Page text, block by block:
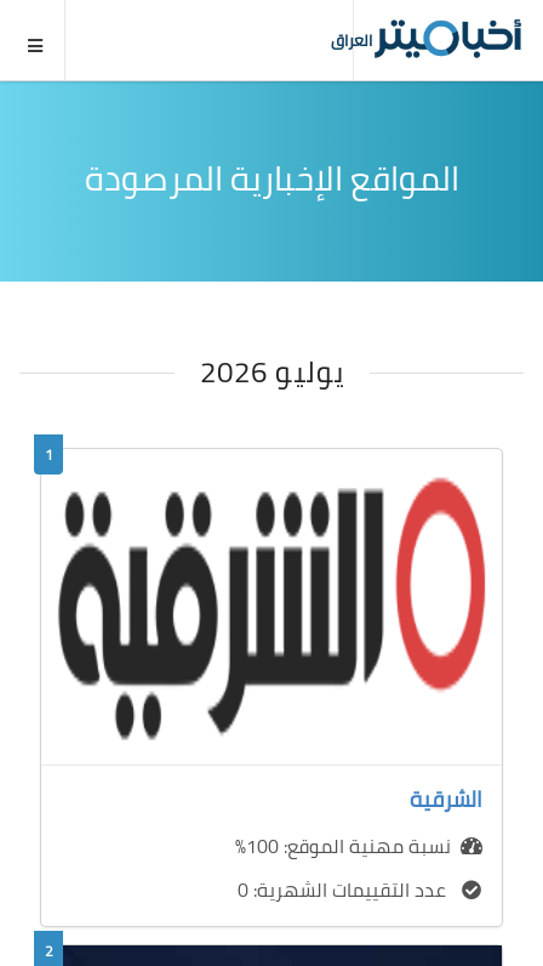
العراق
المواقع الإخبارية المرصودة
يوليو 2026
الشرقية
نسبة مهنية الموقع: 100%
عدد التقييمات الشهرية: 0
1
2